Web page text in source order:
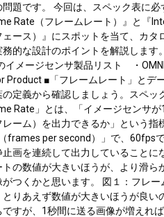
問題です。 今回は、スペック表に必
Rate（フレームレート）』と『
ェース）』にスポットを当て、カタ
務的な設計のポイントを解説します
イメージセンサ製品リスト ・
Product ■「フレームレート」とデ
の定義から確認しましょう。スペッ
Rate」とは、「イメージセンサ
レーム）を出力できるか」という指
frames per second）」で、60fps
止画を連続して出力していることに
トの数値が大きいほうが、より滑ら
がつくかと思います。 図１：フレー
とりあえず数値が大きいほうが良い
ですが、1秒間に送る画像が増えれ